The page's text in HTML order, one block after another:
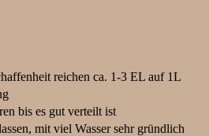
reichen ca. 1-3 EL auf 1L
bis es gut verteilt ist
mit viel Wasser sehr gründlich